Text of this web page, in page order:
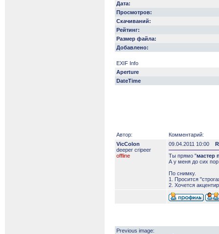
Дата:
Просмотров:
Скачиваний:
Рейтинг:
Размер файла:
Добавлено:
EXIF Info
Aperture
DateTime
Автор:
Комментарий:
VicColon
deeper сripeer
offline
09.04.2011 10:00
Ты прямо "мастер
А у меня до сих пор
По снимку.
1. Просится
2. Хочется
Previous image: